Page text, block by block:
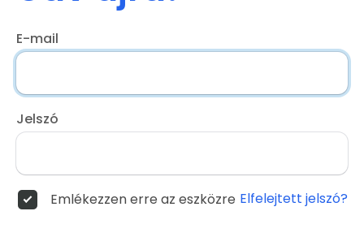
E-mail
Jelszó
Emlékezzen erre az eszközre Elfelejtett jelszó?